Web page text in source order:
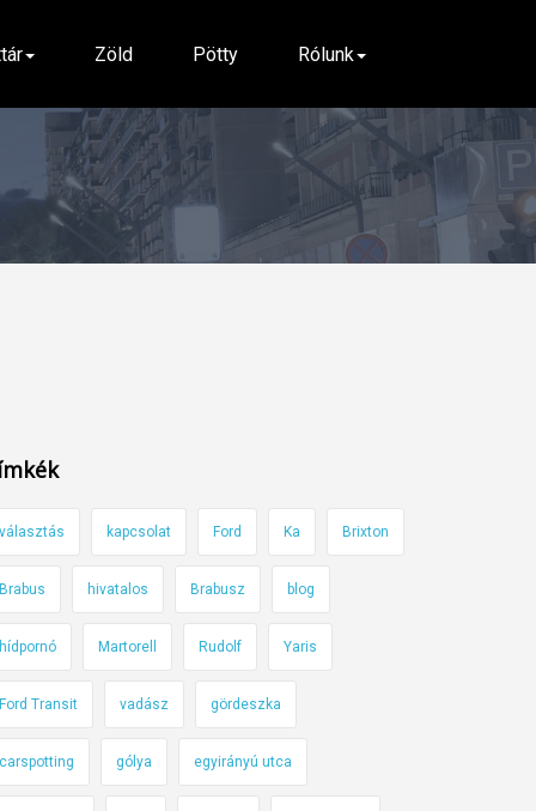
Zöld Pötty Rólunk
választás kapcsolat Ford Ka Brixton
Brabus hivatalos Brabusz blog
hídpornó Martorell Rudolf Yaris
Ford Transit vadász gördeszka
carspotting gólya egyirányú utca